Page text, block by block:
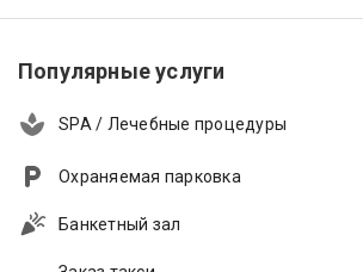
Популярные услуги
SPA / Лечебные процедуры
Охраняемая парковка
Банкетный зал